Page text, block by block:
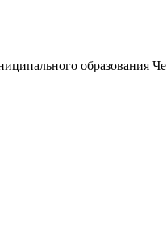
образования